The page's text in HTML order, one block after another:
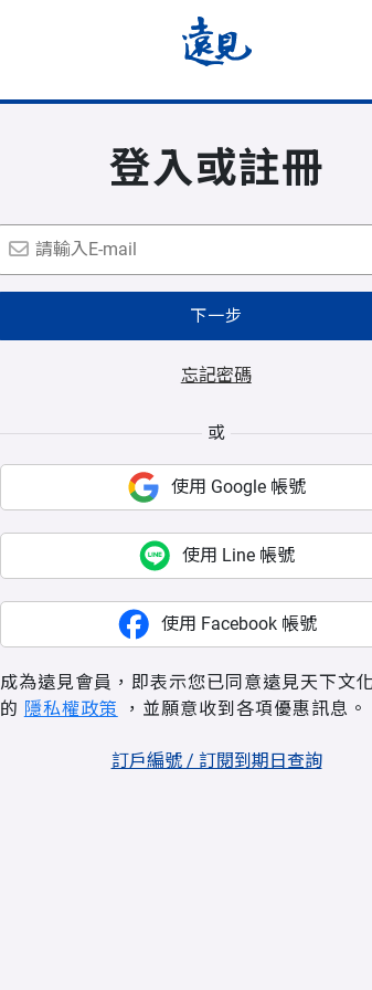
登入或註冊
下一步
忘記密碼
或
使用 Google 帳號
使用 Line 帳號
使用 Facebook 帳號
成為遠見會員，即表示您已同意遠見天下文
的 隱私權政策 ，並願意收到各項優惠訊息。
訂戶編號 / 訂閱到期日查詢